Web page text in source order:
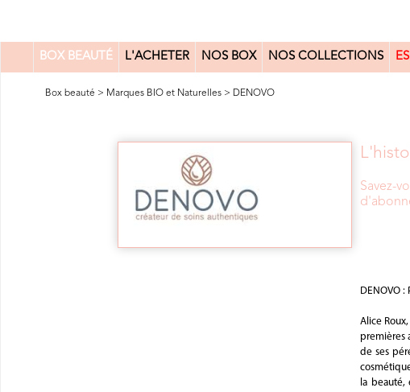
BOX BEAUTÉ L'ACHETER NOS BOX NOS COLLECTIONS
0
Box beauté > Marques BIO et Naturelles > DENOVO
Savez-
DENOVO
Alice
premières
de ses
la